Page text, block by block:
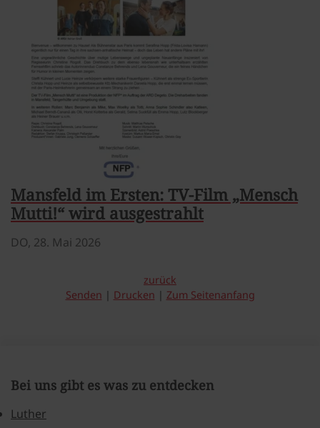
Mansfeld im Ersten: TV-Film „Mensch
Mutti!“ wird ausgestrahlt
DO, 28. Mai 2026
zurück
Senden
Drucken Zum Seitenanfang
Bei uns gibt es was zu entdecken
Luther